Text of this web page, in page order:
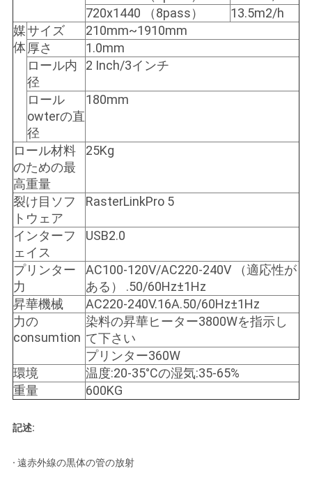
COMPANY
NEWS
プ
ラ
イ
バ
シ
ー
ポ
リ
シ
720x1440 （8pass）
13.5m2/h
媒
体
サイズ
210mm~1910mm
厚さ
1.0mm
ロール内
径
2 Inch/3インチ
ロール
owterの直
径
180mm
ロール材料
のための最
高重量
25Kg
裂け目ソフ
トウェア
RasterLinkPro 5
インターフ
ェイス
USB2.0
プリンター
力
AC100-120V/AC220-240V （適応性が
ある） .50/60Hz±1Hz
昇華機械
AC220-240V.16A.50/60Hz±1Hz
力の
consumtion
染料の昇華ヒーター3800Wを指示し
て下さい
プリンター360W
環境
温度:20-35°Cの湿気:35-65%
重量
600KG
記述:
· 遠赤外線の黒体の管の放射